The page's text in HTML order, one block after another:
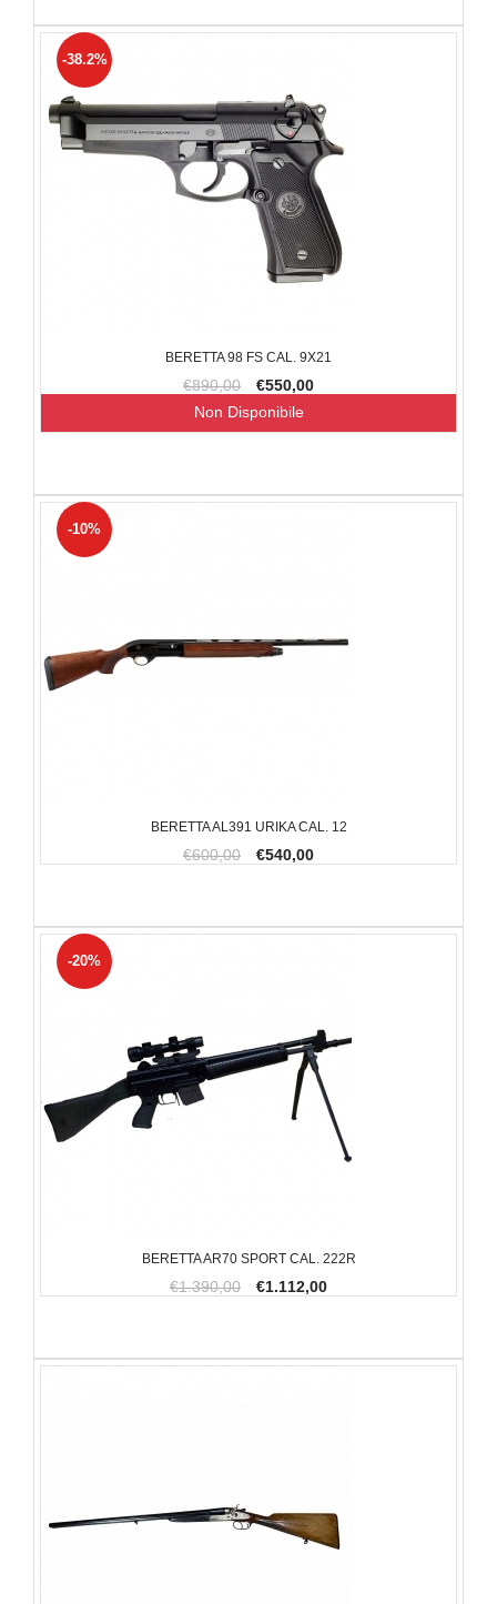
BERETTA 98 FS CAL. 9X21
€890,00 €550,00
-38.2%
Non Disponibile
BERETTA AL391 URIKA CAL. 12
€600,00 €540,00
-10%
BERETTA AR70 SPORT CAL. 222R
€1.390,00 €1.112,00
-20%